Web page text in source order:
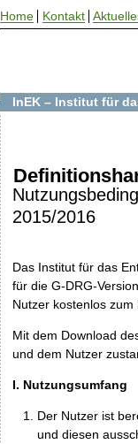
2015/2016
Das Institut für das
für die G-DRG-
Nutzer kostenlos zum
Mit dem Download
und dem Nutzer
I. Nutzungsumfang
Der Nutzer ist
und diesen
InEK – Institut für
Home Kontakt